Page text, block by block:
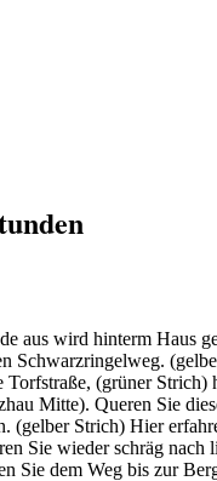
aus wird hinterm Haus
Schwarzringelweg.
(grüner Strich)
Mitte). Queren Sie
Strich) Hier
Sie wieder schräg
Sie dem Weg bis zur